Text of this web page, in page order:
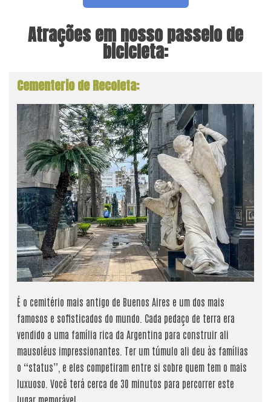
Atrações em nosso passeio de
bicicleta:​
Cementerio de Recoleta:
É o cemitério mais antigo de Buenos Aires e um dos mais
famosos e sofisticados do mundo. Cada pedaço de terra era
vendido a uma família rica da Argentina para construir ali
mausoléus impressionantes. Ter um túmulo ali deu às famílias
o “status”, e eles competiram entre si sobre quem tem o mais
luxuoso. Você terá cerca de 30 minutos para percorrer este
lugar memorável.